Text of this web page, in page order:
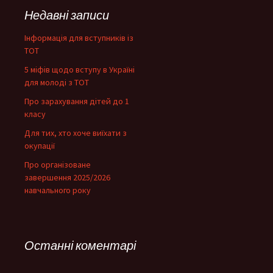
Недавні записи
Інформація для вступників із
ТОТ
5 міфів щодо вступу в Україні
для молоді з ТОТ
Про зарахування дітей до 1
класу
Для тих, хто хоче виїхати з
окупації
Про організоване
завершення 2025/2026
навчального року
Останні коментарі